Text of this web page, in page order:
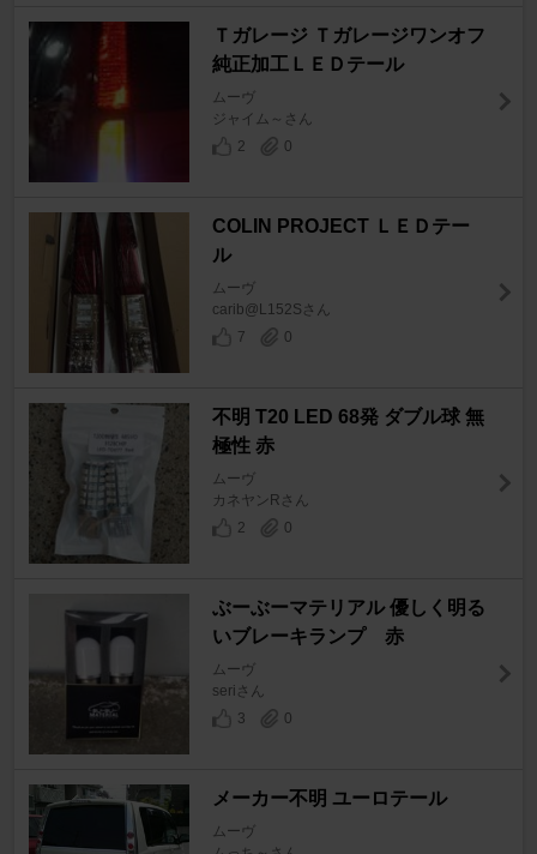
Ｔガレージ Ｔガレージワンオフ
純正加工ＬＥＤテール
ムーヴ
ジャイム～さん
2
0
COLIN PROJECT ＬＥＤテー
ル
ムーヴ
carib@L152Sさん
7
0
不明 T20 LED 68発 ダブル球 無
極性 赤
ムーヴ
カネヤンRさん
2
0
ぶーぶーマテリアル 優しく明る
いブレーキランプ 赤
ムーヴ
seriさん
3
0
メーカー不明 ユーロテール
ムーヴ